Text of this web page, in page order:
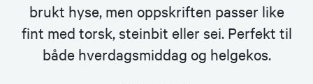
brukt hyse, men oppskriften passer like
fint med torsk, steinbit eller sei. Perfekt til
både hverdagsmiddag og helgekos.